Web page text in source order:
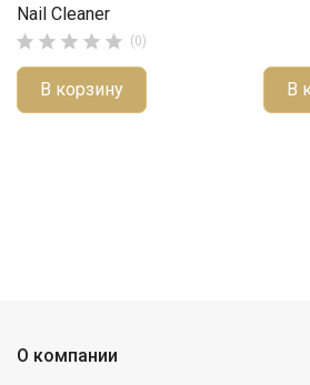
Nail Cleaner
     (0)
В корзину В
О компании